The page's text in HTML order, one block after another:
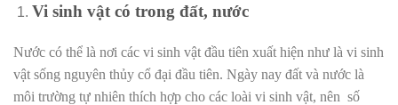
Vi sinh vật có trong đất, nước
Nước có thể là nơi các vi sinh vật đầu tiên xuất hiện như là vi sinh
vật sống nguyên thủy cổ đại đầu tiên. Ngày nay đất và nước là
môi trường tự nhiên thích hợp cho các loài vi sinh vật, nên số